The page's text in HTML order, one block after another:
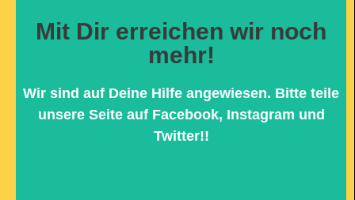
Mit Dir erreichen wir noch
mehr!
Wir sind auf Deine Hilfe angewiesen. Bitte teile
unsere Seite auf Facebook, Instagram und
Twitter!!
SPENDEN UND TEILEN
Warum wir jede Hilfe brauchen, die wir
bekommen können und welchen Teil Du
Hier klicken